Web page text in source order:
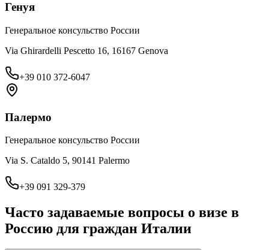
Генуя
Генеральное консульство России
Via Ghirardelli Pescetto 16, 16167 Genova
+39 010 372-6047
Палермо
Генеральное консульство России
Via S. Cataldo 5, 90141 Palermo
+39 091 329-379
Часто задаваемые вопросы о визе в
Россию для граждан Италии